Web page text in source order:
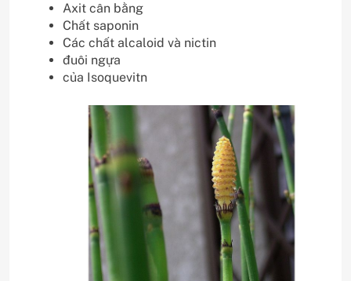
Axit cân bằng
Chất saponin
Các chất alcaloid và nictin
đuôi ngựa
của Isoquevitn